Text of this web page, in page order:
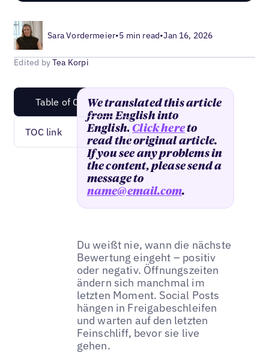
Sara Vordermeier•5 min read•Jan 16, 2026
Edited byTea Korpi
Table of Content
TOC link
We translated this article
from English into
English.Click hereto
read the original article.
If you see any problems in
the content, please send a
message to
name@email.com.
Du weißt nie, wann die nächste
Bewertung eingeht – positiv
oder negativ. Öffnungszeiten
ändern sich manchmal im
letzten Moment. Social Posts
hängen in Freigabeschleifen
und warten auf den letzten
Feinschliff, bevor sie live
gehen.